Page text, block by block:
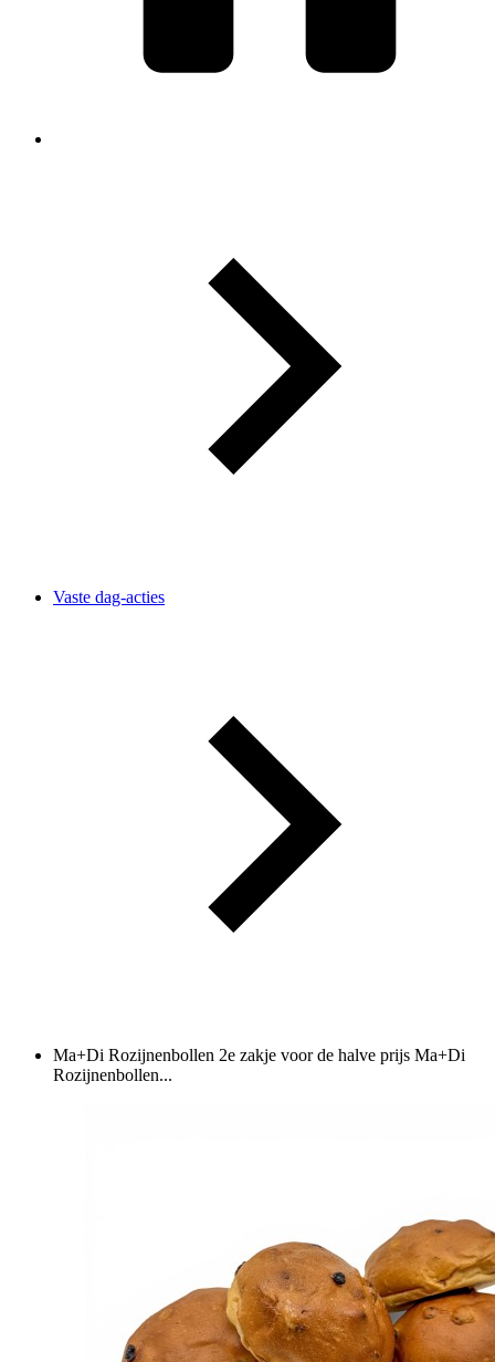
Vaste dag-acties
Ma+Di Rozijnenbollen 2e zakje voor de halve prijs Ma+Di
Rozijnenbollen...